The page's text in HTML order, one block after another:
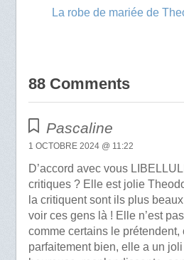
La robe de mariée de
88 Comments
Pascaline
1 OCTOBRE 2024 @ 11:22
D’accord avec vous
critiques ? Elle est jolie
la critiquent sont ils plus
voir ces gens là ! Elle n’est
comme certains le prétendent,
parfaitement bien, elle a un